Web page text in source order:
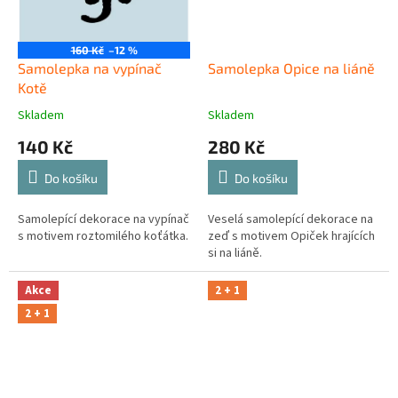
160 Kč –12 %
Samolepka na vypínač
Kotě
Skladem
140 Kč
Do košíku
Samolepící dekorace na vypínač
s motivem roztomilého koťátka.
Samolepka Opice na liáně
Skladem
280 Kč
Do košíku
Veselá samolepící dekorace na
zeď s motivem Opiček hrajících
si na liáně.
Akce
2 + 1
2 + 1